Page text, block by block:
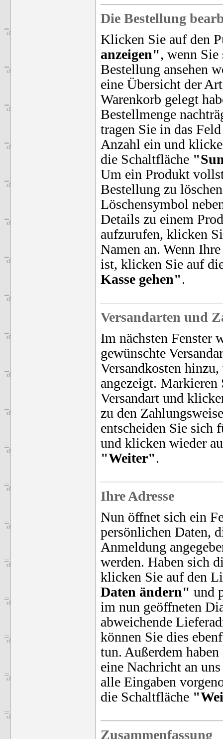
Die Bestellung
Klicken Sie auf den
anzeigen", wenn
Bestellung ansehen
eine Übersicht der
Warenkorb gelegt
Bestellmenge
tragen Sie in das
Anzahl ein und
die Schaltfläche
Um ein Produkt
Bestellung zu
Löschensymbol
Details zu einem
aufzurufen, klicken
Namen an. Wenn
ist, klicken Sie auf
Kasse gehen".
Versandarten und
Im nächsten Fenster
gewünschte
Versandkosten
angezeigt. Markieren
Versandart und
zu den
entscheiden Sie sich
und klicken wieder
"Weiter".
Ihre Adresse
Nun öffnet sich ein
persönlichen Daten,
Anmeldung
werden. Haben sich
klicken Sie auf den
Daten ändern" und
im nun geöffneten
abweichende
können Sie dies
tun. Außerdem
eine Nachricht an
alle Eingaben
die Schaltfläche
Zusammenfassung